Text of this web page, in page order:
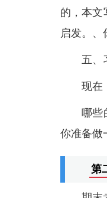
的，本文
启发。、
五、
现在
哪些
你准备做
第